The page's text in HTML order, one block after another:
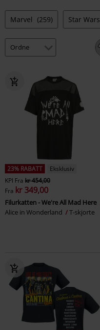
Marvel (259) Star Wars
23% RABATT
Eksklusiv
KPI Fra kr 454,00
Fra kr 349,00
Filurkatten - We're All Mad Here
Alice in Wonderland
T-skjorte